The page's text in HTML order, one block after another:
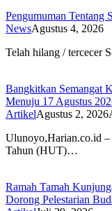
Pengumuman Tentang
NewsAgustus 4, 2026
Telah hilang / tercecer
Bangkitkan Semangat
Menuju 17 Agustus
ArtikelAgustus 2, 2026
Ulunoyo,Harian.co.id
Tahun (HUT)…
Ramah Tamah
Dorong Pelestarian